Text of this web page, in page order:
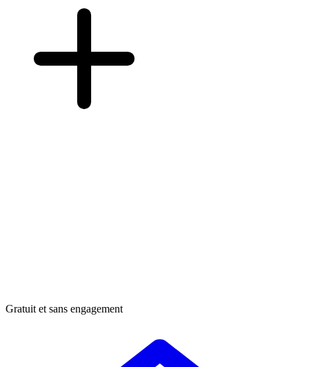
Gratuit et sans engagement